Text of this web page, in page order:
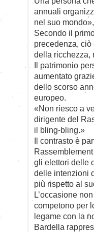
annuali
nel suo
Secondo il
precedenza,
della ricchezza,
Il patrimonio
aumentato
dello scorso
europeo.
«Non riesco a
dirigente del
il bling-bling.»
Il contrasto è
gli elettori delle
delle intenzioni
più rispetto al
L’occasione
competono per
legame con la
Bardella